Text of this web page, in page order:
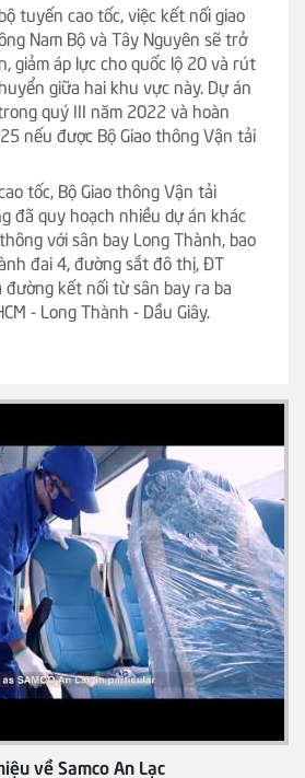
tuyến cao tốc, việc kết nối giao
Nam Bộ và Tây Nguyên sẽ trở
giảm áp lực cho quốc lộ 20 và rút
giữa hai khu vực này. Dự án
quý III năm 2022 và hoàn
nếu được Bộ Giao thông Vận tải
tốc, Bộ Giao thông Vận tải
đã quy hoạch nhiều dự án khác
với sân bay Long Thành, bao
đai 4, đường sắt đô thị, ĐT
đường kết nối từ sân bay ra ba
- Long Thành - Dầu Giây.
về Samco An Lạc